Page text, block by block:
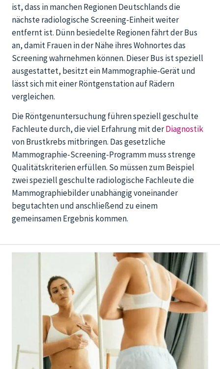
ist, dass in manchen Regionen Deutschlands die
nächste radiologische Screening-Einheit weiter
entfernt ist. Dünn besiedelte Regionen fährt der Bus
an, damit Frauen in der Nähe ihres Wohnortes das
Screening wahrnehmen können. Dieser Bus ist speziell
ausgestattet, besitzt ein Mammographie-Gerät und
lässt sich mit einer Röntgenstation auf Rädern
vergleichen.
Die Röntgenuntersuchung führen speziell geschulte
Fachleute durch, die viel Erfahrung mit derDiagnostik
von Brustkrebs mitbringen. Das gesetzliche
Mammographie-Screening-Programm muss strenge
Qualitätskriterien erfüllen. So müssen zum Beispiel
zwei speziell geschulte radiologische Fachleute die
Mammographiebilder unabhängig voneinander
begutachten und anschließend zu einem
gemeinsamen Ergebnis kommen.